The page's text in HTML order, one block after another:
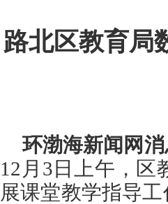
路北区教育局
环渤海新闻网
12月3日上午，区
展课堂教学指导